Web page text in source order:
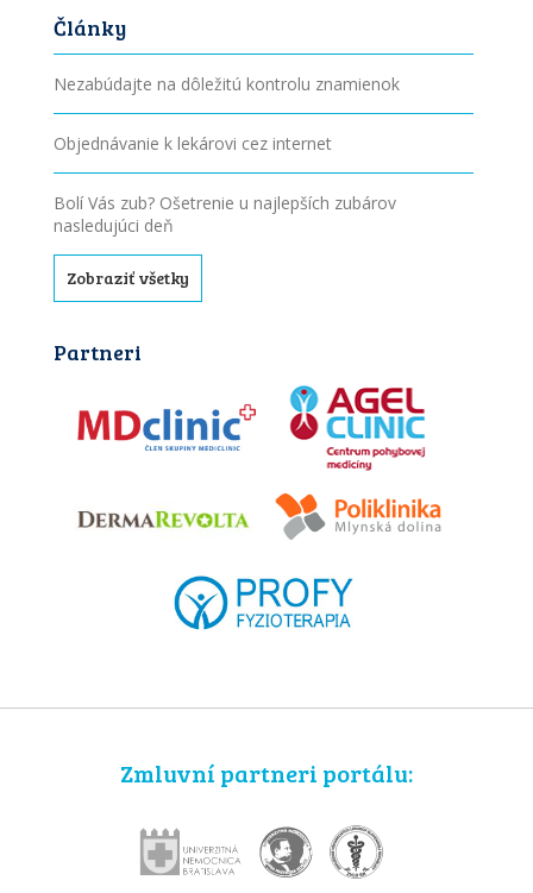
Články
Nezabúdajte na dôležitú kontrolu znamienok
Objednávanie k lekárovi cez internet
Bolí Vás zub? Ošetrenie u najlepších zubárov
nasledujúci deň
Zobraziť všetky
Partneri
Zmluvní partneri portálu: